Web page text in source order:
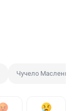
Чучело